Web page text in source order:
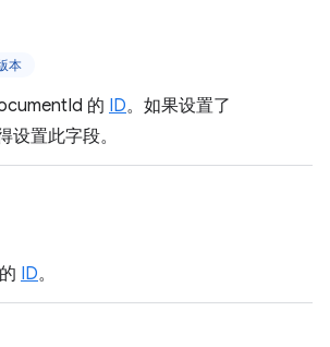
本
的 ID。如果设置了
设置此字段。
ID。